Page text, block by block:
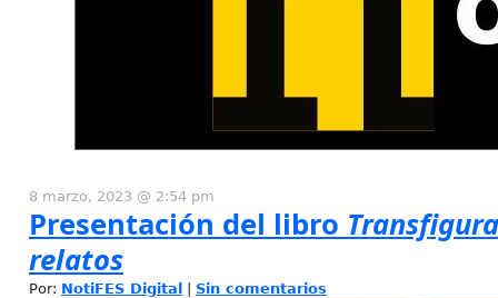
8 marzo, 2023 @ 2:54 pm
Presentación del libro
relatos
Por: NotiFES Digital Sin comentarios